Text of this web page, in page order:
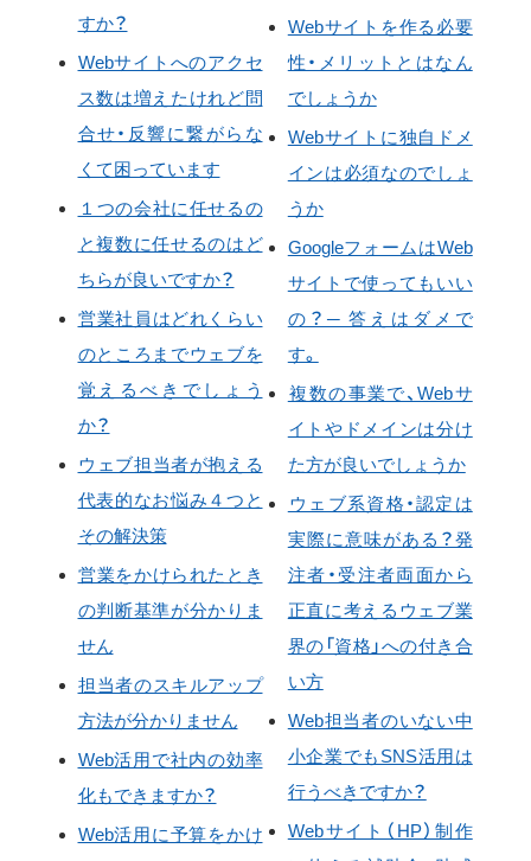
すか？
Webサイトへのアクセ
ス数は増えたけれど問
合せ・反響に繋がらな
くて困っています
１つの会社に任せるの
と複数に任せるのはど
ちらが良いですか？
営業社員はどれくらい
のところまでウェブを
覚えるべきでしょう
か？
ウェブ担当者が抱える
代表的なお悩み４つと
その解決策
営業をかけられたとき
の判断基準が分かりま
せん
担当者のスキルアップ
方法が分かりません
Web活用で社内の効率
化もできますか？
Web活用に予算をかけ
Webサイトを作る必要
性・メリットとはなん
でしょうか
Webサイトに独自ドメ
インは必須なのでしょ
うか
GoogleフォームはWeb
サイトで使ってもいい
の？─ 答えはダメで
す。
複数の事業で、Webサ
イトやドメインは分け
た方が良いでしょうか
ウェブ系資格・認定は
実際に意味がある？発
注者・受注者両面から
正直に考えるウェブ業
界の「資格」への付き合
い方
Web担当者のいない中
小企業でもSNS活用は
行うべきですか？
Webサイト（HP）制作